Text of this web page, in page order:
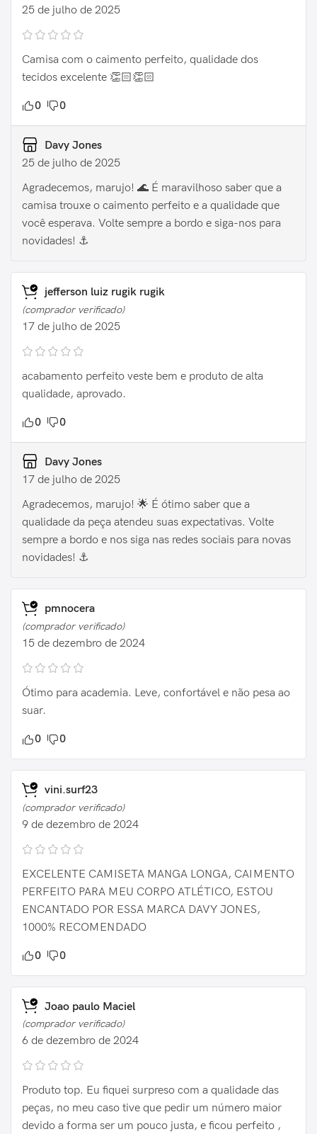
25 de julho de 2025
Camisa com o caimento perfeito, qualidade dos
tecidos excelente 👏🏻👏🏻
0 0
Davy Jones
25 de julho de 2025
Agradecemos, marujo! 🌊 É maravilhoso saber que a
camisa trouxe o caimento perfeito e a qualidade que
você esperava. Volte sempre a bordo e siga-nos para
novidades! ⚓️
jefferson luiz rugik rugik
(comprador verificado)
17 de julho de 2025
acabamento perfeito veste bem e produto de alta
qualidade, aprovado.
0 0
Davy Jones
17 de julho de 2025
Agradecemos, marujo! 🌟 É ótimo saber que a
qualidade da peça atendeu suas expectativas. Volte
sempre a bordo e nos siga nas redes sociais para novas
novidades! ⚓️
pmnocera
(comprador verificado)
15 de dezembro de 2024
Ótimo para academia. Leve, confortável e não pesa ao
suar.
0 0
vini.surf23
(comprador verificado)
9 de dezembro de 2024
EXCELENTE CAMISETA MANGA LONGA, CAIMENTO
PERFEITO PARA MEU CORPO ATLÉTICO, ESTOU
ENCANTADO POR ESSA MARCA DAVY JONES,
1000% RECOMENDADO
0 0
Joao paulo Maciel
(comprador verificado)
6 de dezembro de 2024
Produto top. Eu fiquei surpreso com a qualidade das
peças, no meu caso tive que pedir um número maior
devido a forma ser um pouco justa, e ficou perfeito ,